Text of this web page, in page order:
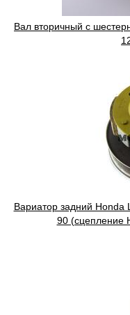
Вал вторичный с
Вариатор задний
90 (сцепление